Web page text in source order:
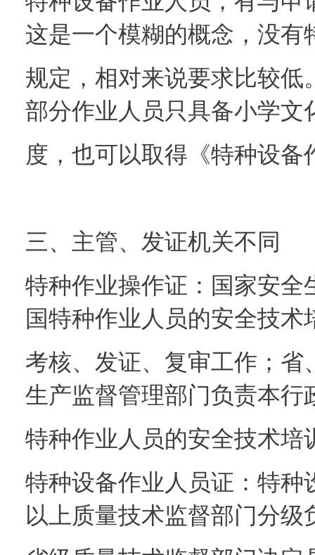
这是一个模糊的概念，没有
规定，相对来说要求比较
部分作业人员只具备小学文
度，也可以取得《特种设备
三、主管、发证机关不同
特种作业操作证：国家安
国特种作业人员的安全技术
考核、发证、复审工作；
生产监督管理部门负责本行
特种作业人员的安全技术
特种设备作业人员证：特
以上质量技术监督部门分级